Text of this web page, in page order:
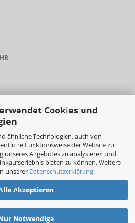
Cookies und
ähnliche Technologien, auch von
Funktionsweise der Website zu
unseres Angebotes zu analysieren und
bieten zu können. Weitere
unserer Datenschutzerklärung.
Akzeptieren
Notwendige
by sinni.ch © 2017-2026